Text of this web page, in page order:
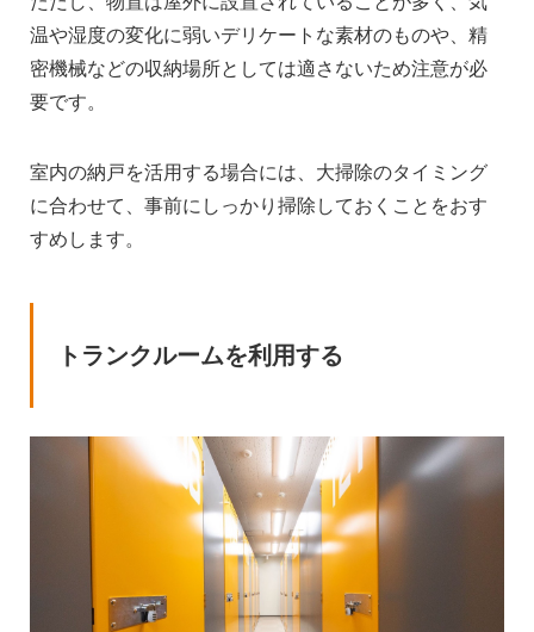
温や湿度の変化に弱いデリケートな素材のものや、精
密機械などの収納場所としては適さないため注意が必
要です。
室内の納戸を活用する場合には、大掃除のタイミング
に合わせて、事前にしっかり掃除しておくことをおす
すめします。
トランクルームを利用する